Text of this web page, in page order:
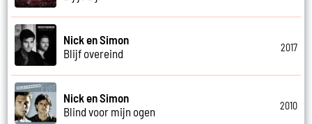
Nick en Simon
Blijf overeind
2017
Nick en Simon
Blind voor mijn ogen
2010